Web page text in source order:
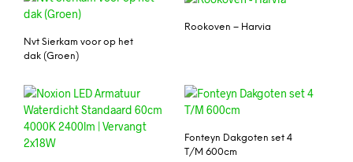
Nvt Sierkam voor op het
dak (Groen)
Rookoven – Harvia
Fonteyn Dakgoten set 4
T/M 600cm